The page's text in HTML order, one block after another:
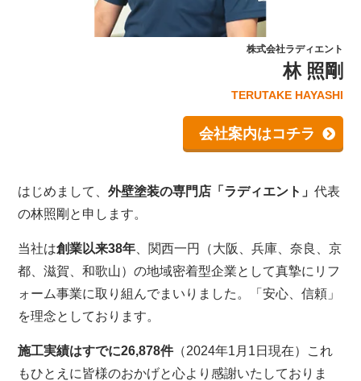
株式会社ラディエント
林 照剛
TERUTAKE HAYASHI
会社案内はコチラ
はじめまして、外壁塗装の専門店「ラディエント」代表
の林照剛と申します。
当社は創業以来38年 、関西一円（大阪、兵庫、奈良、京
都、滋賀、和歌山）の地域密着型企業として真摯にリフ
ォーム事業に取り組んでまいりました。「安心、信頼」
を理念としております。
施工実績はすでに26,878件（2024年1月1日現在）これ
もひとえに皆様のおかげと心より感謝いたしておりま